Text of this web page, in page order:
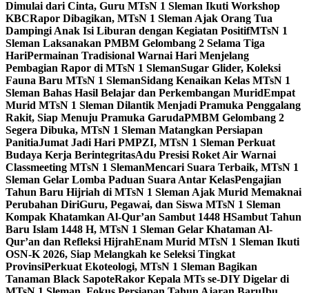
Dimulai dari Cinta, Guru MTsN 1 Sleman Ikuti Workshop
KBCRapor Dibagikan, MTsN 1 Sleman Ajak Orang Tua
Dampingi Anak Isi Liburan dengan Kegiatan PositifMTsN 1
Sleman Laksanakan PMBM Gelombang 2 Selama Tiga
HariPermainan Tradisional Warnai Hari Menjelang
Pembagian Rapor di MTsN 1 SlemanSugar Glider, Koleksi
Fauna Baru MTsN 1 SlemanSidang Kenaikan Kelas MTsN 1
Sleman Bahas Hasil Belajar dan Perkembangan MuridEmpat
Murid MTsN 1 Sleman Dilantik Menjadi Pramuka Penggalang
Rakit, Siap Menuju Pramuka GarudaPMBM Gelombang 2
Segera Dibuka, MTsN 1 Sleman Matangkan Persiapan
PanitiaJumat Jadi Hari PMPZI, MTsN 1 Sleman Perkuat
Budaya Kerja BerintegritasAdu Presisi Roket Air Warnai
Classmeeting MTsN 1 SlemanMencari Suara Terbaik, MTsN 1
Sleman Gelar Lomba Paduan Suara Antar KelasPengajian
Tahun Baru Hijriah di MTsN 1 Sleman Ajak Murid Memaknai
Perubahan DiriGuru, Pegawai, dan Siswa MTsN 1 Sleman
Kompak Khatamkan Al-Qur’an Sambut 1448 HSambut Tahun
Baru Islam 1448 H, MTsN 1 Sleman Gelar Khataman Al-
Qur’an dan Refleksi HijrahEnam Murid MTsN 1 Sleman Ikuti
OSN-K 2026, Siap Melangkah ke Seleksi Tingkat
ProvinsiPerkuat Ekoteologi, MTsN 1 Sleman Bagikan
Tanaman Black SapoteRakor Kepala MTs se-DIY Digelar di